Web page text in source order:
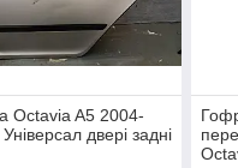
Octavia A5 2004-
двері задні